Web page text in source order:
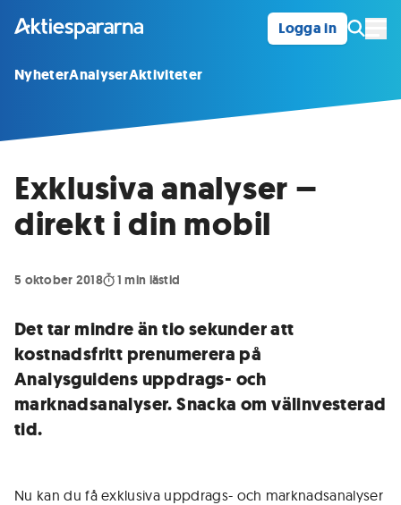
Logga in
NyheterAnalyserAktiviteter
Exklusiva analyser –
direkt i din mobil
5 oktober 2018 1 min lästid
Det tar mindre än tio sekunder att
kostnadsfritt prenumerera på
Analysguidens uppdrags- och
marknadsanalyser. Snacka om välinvesterad
tid.
Nu kan du få exklusiva uppdrags- och marknadsanalyser